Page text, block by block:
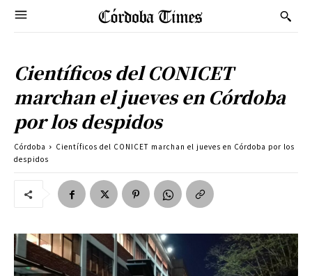
Científicos del CONICET
marchan el jueves en Córdoba
por los despidos
Córdoba
Científicos del CONICET marchan el jueves en Córdoba por los
despidos